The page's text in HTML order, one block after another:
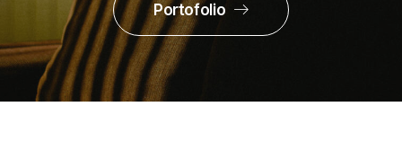
Portofolio